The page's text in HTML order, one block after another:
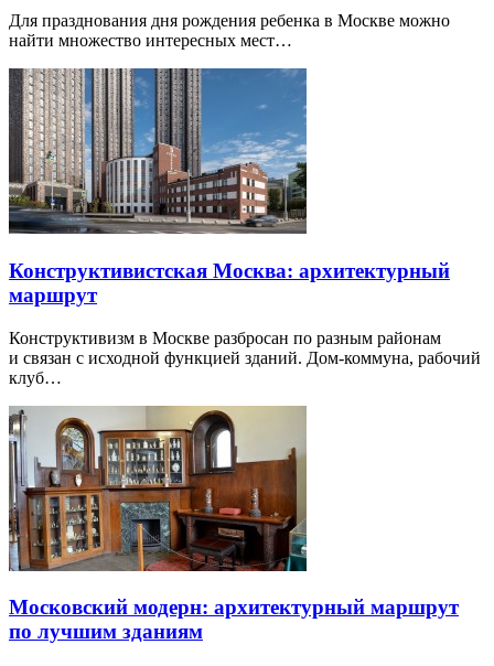
Для празднования дня рождения ребенка в Москве можно
найти множество интересных мест…
Конструктивистская Москва: архитектурный
маршрут
Конструктивизм в Москве разбросан по разным районам
и связан с исходной функцией зданий. Дом-коммуна, рабочий
клуб…
Московский модерн: архитектурный маршрут
по лучшим зданиям